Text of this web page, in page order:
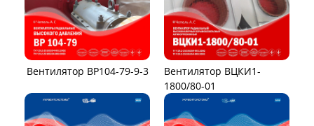
Вентилятор ВР104-79-9-3
Вентилятор ВЦКИ1-
1800/80-01